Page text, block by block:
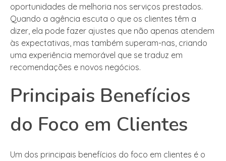
oportunidades de melhoria nos serviços prestados.
Quando a agência escuta o que os clientes têm a
dizer, ela pode fazer ajustes que não apenas atendem
às expectativas, mas também superam-nas, criando
uma experiência memorável que se traduz em
recomendações e novos negócios.
Principais Benefícios
do Foco em Clientes
Um dos principais benefícios do foco em clientes é o